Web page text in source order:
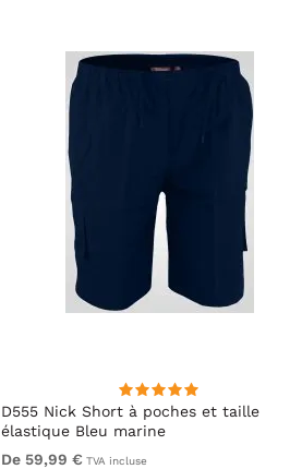
D555 Nick Short à poches et taille
élastique Bleu marine
De 59,99 € TVA incluse